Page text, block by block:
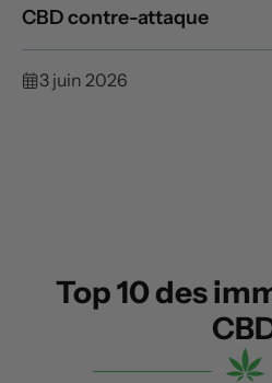
CBD contre-attaque
3 juin 2026
Top 10 des